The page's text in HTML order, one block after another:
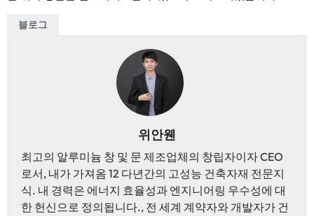
블로그
위안웬
최고의 알루미늄 창 및 문 제조업체의 창립자이자 CEO
로서, 내가 가져옴 12 다년간의 고성능 건축자재 전문지
식. 내 경력은 에너지 효율성과 엔지니어링 우수성에 대
한 헌신으로 정의됩니다., 전 세계 계약자와 개발자가 건